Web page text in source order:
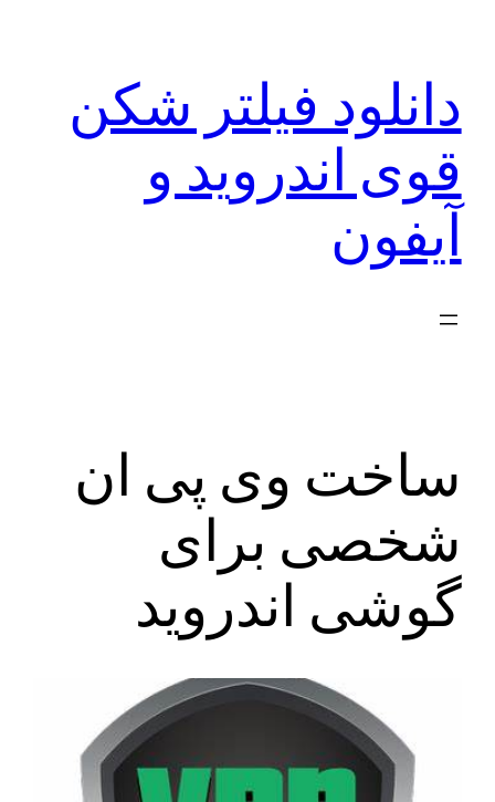
دانلود فیلتر شکن
قوی اندروید و
آیفون
ساخت وی پی ان
شخصی برای
گوشی اندروید